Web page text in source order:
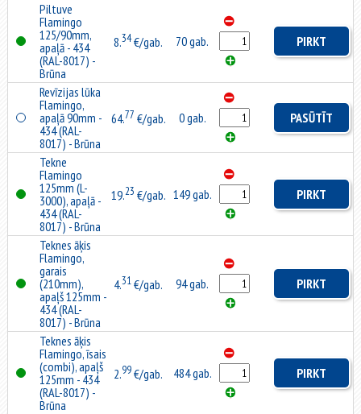
Piltuve
Flamingo
125/90mm,
apaļā - 434
(RAL-8017) -
Brūna
8.34€/gab. 70 gab. PIRKT
Revīzijas lūka
Flamingo,
apaļā 90mm -
434 (RAL-
8017) - Brūna
64.77 €/gab. 0 gab. PASŪTĪT
Tekne
Flamingo
125mm (L-
3000), apaļā -
434 (RAL-
8017) - Brūna
19.23 €/gab. 149 gab. PIRKT
Teknes āķis
Flamingo,
garais
(210mm),
apaļš 125mm -
434 (RAL-
8017) - Brūna
4.31€/gab. 94 gab. PIRKT
Teknes āķis
Flamingo, īsais
(combi), apaļš
125mm - 434
(RAL-8017) -
Brūna
2.99€/gab. 484 gab. PIRKT